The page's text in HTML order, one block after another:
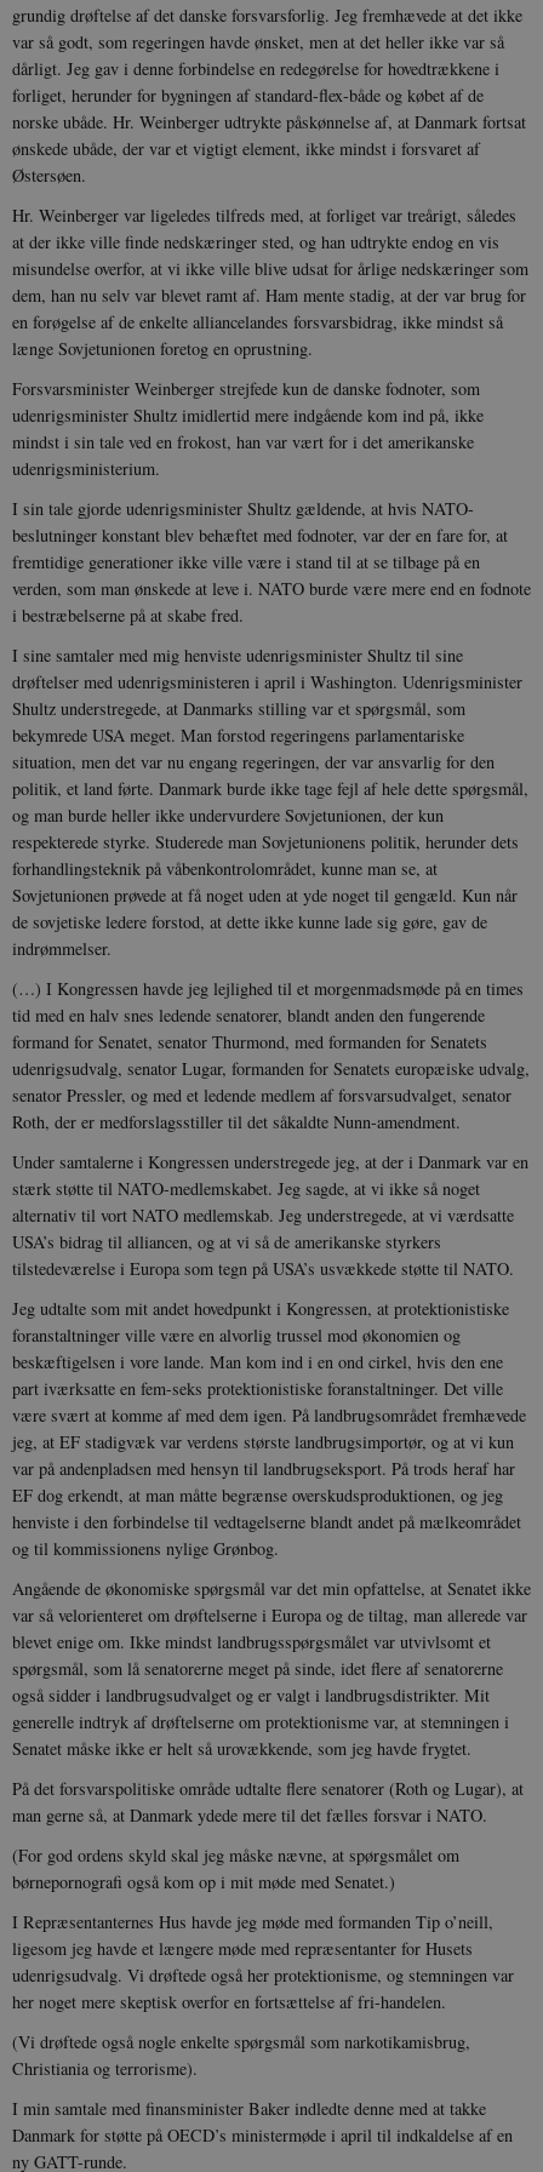
grundig drøftelse af det danske forsvarsforlig. Jeg fremhævede at det ikke
var så godt, som regeringen havde ønsket, men at det heller ikke var så
dårligt. Jeg gav i denne forbindelse en redegørelse for hovedtrækkene i
forliget, herunder for bygningen af standard-flex-både og købet af de
norske ubåde. Hr. Weinberger udtrykte påskønnelse af, at Danmark fortsat
ønskede ubåde, der var et vigtigt element, ikke mindst i forsvaret af
Østersøen.
Hr. Weinberger var ligeledes tilfreds med, at forliget var treårigt, således
at der ikke ville finde nedskæringer sted, og han udtrykte endog en vis
misundelse overfor, at vi ikke ville blive udsat for årlige nedskæringer som
dem, han nu selv var blevet ramt af. Ham mente stadig, at der var brug for
en forøgelse af de enkelte alliancelandes forsvarsbidrag, ikke mindst så
længe Sovjetunionen foretog en oprustning.
Forsvarsminister Weinberger strejfede kun de danske fodnoter, som
udenrigsminister Shultz imidlertid mere indgående kom ind på, ikke
mindst i sin tale ved en frokost, han var vært for i det amerikanske
udenrigsministerium.
I sin tale gjorde udenrigsminister Shultz gældende, at hvis NATO-
beslutninger konstant blev behæftet med fodnoter, var der en fare for, at
fremtidige generationer ikke ville være i stand til at se tilbage på en
verden, som man ønskede at leve i. NATO burde være mere end en fodnote
i bestræbelserne på at skabe fred.
I sine samtaler med mig henviste udenrigsminister Shultz til sine
drøftelser med udenrigsministeren i april i Washington. Udenrigsminister
Shultz understregede, at Danmarks stilling var et spørgsmål, som
bekymrede USA meget. Man forstod regeringens parlamentariske
situation, men det var nu engang regeringen, der var ansvarlig for den
politik, et land førte. Danmark burde ikke tage fejl af hele dette spørgsmål,
og man burde heller ikke undervurdere Sovjetunionen, der kun
respekterede styrke. Studerede man Sovjetunionens politik, herunder dets
forhandlingsteknik på våbenkontrolområdet, kunne man se, at
Sovjetunionen prøvede at få noget uden at yde noget til gengæld. Kun når
de sovjetiske ledere forstod, at dette ikke kunne lade sig gøre, gav de
indrømmelser.
(…) I Kongressen havde jeg lejlighed til et morgenmadsmøde på en times
tid med en halv snes ledende senatorer, blandt anden den fungerende
formand for Senatet, senator Thurmond, med formanden for Senatets
udenrigsudvalg, senator Lugar, formanden for Senatets europæiske udvalg,
senator Pressler, og med et ledende medlem af forsvarsudvalget, senator
Roth, der er medforslagsstiller til det såkaldte Nunn-amendment.
Under samtalerne i Kongressen understregede jeg, at der i Danmark var en
stærk støtte til NATO-medlemskabet. Jeg sagde, at vi ikke så noget
alternativ til vort NATO medlemskab. Jeg understregede, at vi værdsatte
USA’s bidrag til alliancen, og at vi så de amerikanske styrkers
tilstedeværelse i Europa som tegn på USA’s usvækkede støtte til NATO.
Jeg udtalte som mit andet hovedpunkt i Kongressen, at protektionistiske
foranstaltninger ville være en alvorlig trussel mod økonomien og
beskæftigelsen i vore lande. Man kom ind i en ond cirkel, hvis den ene
part iværksatte en fem-seks protektionistiske foranstaltninger. Det ville
være svært at komme af med dem igen. På landbrugsområdet fremhævede
jeg, at EF stadigvæk var verdens største landbrugsimportør, og at vi kun
var på andenpladsen med hensyn til landbrugseksport. På trods heraf har
EF dog erkendt, at man måtte begrænse overskudsproduktionen, og jeg
henviste i den forbindelse til vedtagelserne blandt andet på mælkeområdet
og til kommissionens nylige Grønbog.
Angående de økonomiske spørgsmål var det min opfattelse, at Senatet ikke
var så velorienteret om drøftelserne i Europa og de tiltag, man allerede var
blevet enige om. Ikke mindst landbrugsspørgsmålet var utvivlsomt et
spørgsmål, som lå senatorerne meget på sinde, idet flere af senatorerne
også sidder i landbrugsudvalget og er valgt i landbrugsdistrikter. Mit
generelle indtryk af drøftelserne om protektionisme var, at stemningen i
Senatet måske ikke er helt så urovækkende, som jeg havde frygtet.
På det forsvarspolitiske område udtalte flere senatorer (Roth og Lugar), at
man gerne så, at Danmark ydede mere til det fælles forsvar i NATO.
(For god ordens skyld skal jeg måske nævne, at spørgsmålet om
børnepornografi også kom op i mit møde med Senatet.)
I Repræsentanternes Hus havde jeg møde med formanden Tip o’neill,
ligesom jeg havde et længere møde med repræsentanter for Husets
udenrigsudvalg. Vi drøftede også her protektionisme, og stemningen var
her noget mere skeptisk overfor en fortsættelse af fri-handelen.
(Vi drøftede også nogle enkelte spørgsmål som narkotikamisbrug,
Christiania og terrorisme).
I min samtale med finansminister Baker indledte denne med at takke
Danmark for støtte på OECD’s ministermøde i april til indkaldelse af en
ny GATT-runde.
Spotify Inc.
.spotify.com
sp_landing
Spotify Inc.
1 dag
JSESSIONID
Oracle Corporation
.nr-data.net
CookieScriptConsent
CookieScript
1 år
XSRF-TOKEN danmarkshistoriendk.h5p.com 1 dag
Navn Udbyder / Domæne
.danmarkshistorien.dk
måned
Key-Pair-Id
Google LLC
.danmarkshistorien.dk
1 dag
h5pcomsession
danmarkshistoriendk.h5p.com 1 dag
Signature
vuid
Vimeo.com Inc.
1 år 1
CloudFront-
.h5p.com
CloudFront-
Policy
.h5p.com
_ga_7J1SYH77RJ .danmarkshistorien.dk
1 år 1
_ga
Google LLC
1 år 1
Navn
Udbyder /
Domæne
Udløb Beskrivelse
VISITOR_INFO1_LIVE
Google LLC
6
Denne cookie
for at holde
for Youtube-
videoer, der
indlejret i
websteder;
bruger den
gamle
Youtube-
NID
Google LLC
6
Denne cookie
at hjælpe
oprette en
dine
vise dig
websteder.
Google LLC
.youtube.com
indstilles af
YouTube til
visninger af
Udbyder /
Domæne
Udløb Beskrivelse
cf_clearance
Cloudflare,
Inc.
.podbean.com
1 år Podbean
Navn
Udbyder /
Domæne
Udløb
_cfuvid .vimeo.com
Session
VISITOR_PRIVACY_METADATA
YouTube
.youtube.com
6
måneder